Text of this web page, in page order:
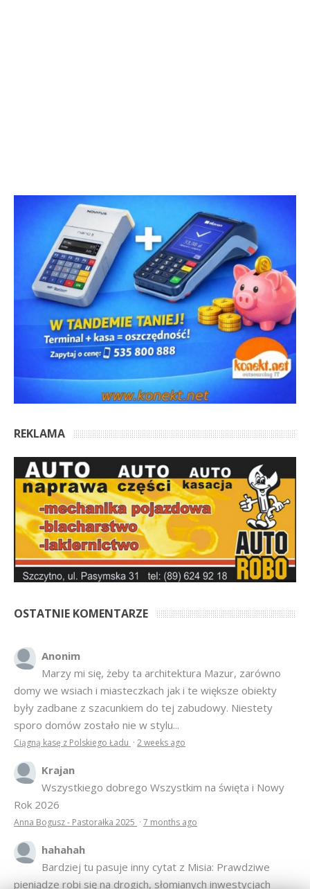
REKLAMA
OSTATNIE KOMENTARZE
Anonim
Marzy mi się, żeby ta architektura Mazur, zarówno
domy we wsiach i miasteczkach jak i te większe obiekty
były zadbane z szacunkiem do tej zabudowy. Niestety
sporo domów zostało nie w stylu...
Ciągną kasę z Polskiego Ładu · 2 weeks ago
Krajan
Wszystkiego dobrego Wszystkim na święta i Nowy
Rok 2026
Anna Bogusz - Pastorałka 2025 · 7 months ago
hahahah
Bardziej tu pasuje inny cytat z Misia: Prawdziwe
pieniądze robi się na drogich, słomianych inwestycjach